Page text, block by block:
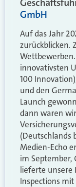
GmbH
Auf das Jahr
zurückblicken.
innovativsten
100
und den
Launch
dann waren
(Deutschlands
Medien-Echo
im September,
lieferte unsere
Inspections mit